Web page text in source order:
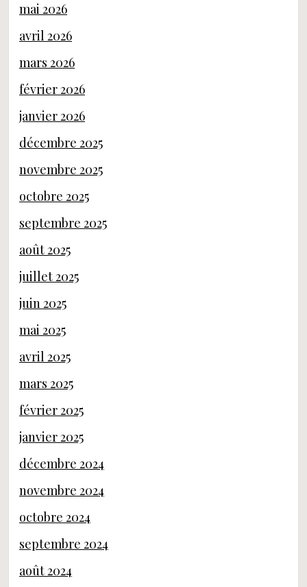
mai 2026
avril 2026
mars 2026
février 2026
janvier 2026
décembre 2025
novembre 2025
octobre 2025
septembre 2025
août 2025
juillet 2025
juin 2025
mai 2025
avril 2025
mars 2025
février 2025
janvier 2025
décembre 2024
novembre 2024
octobre 2024
septembre 2024
août 2024